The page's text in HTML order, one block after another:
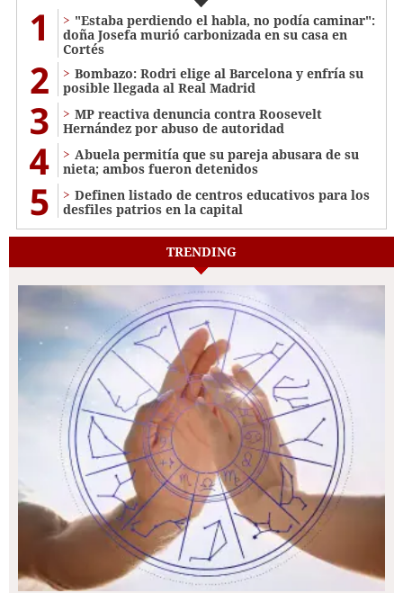
1
"Estaba perdiendo el habla, no podía caminar":
doña Josefa murió carbonizada en su casa en
Cortés
2
Bombazo: Rodri elige al Barcelona y enfría su
posible llegada al Real Madrid
3
MP reactiva denuncia contra Roosevelt
Hernández por abuso de autoridad
4
Abuela permitía que su pareja abusara de su
nieta; ambos fueron detenidos
5
Definen listado de centros educativos para los
desfiles patrios en la capital
TRENDING